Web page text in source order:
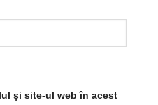
și site-ul web în acest